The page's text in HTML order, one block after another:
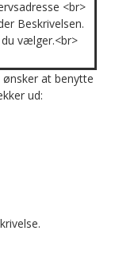
<br>
Beskrivelsen.
vælger.<br>
at benytte
ud: